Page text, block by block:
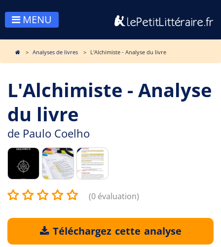
MENU
Analyses de livres L'Alchimiste - Analyse du livre
L'Alchimiste - Analyse
du livre
de Paulo Coelho
(0 évaluation)
Téléchargez cette analyse